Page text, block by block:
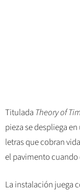
Titulada Theory of
pieza se despliega
letras que cobran
el pavimento
La instalación juega